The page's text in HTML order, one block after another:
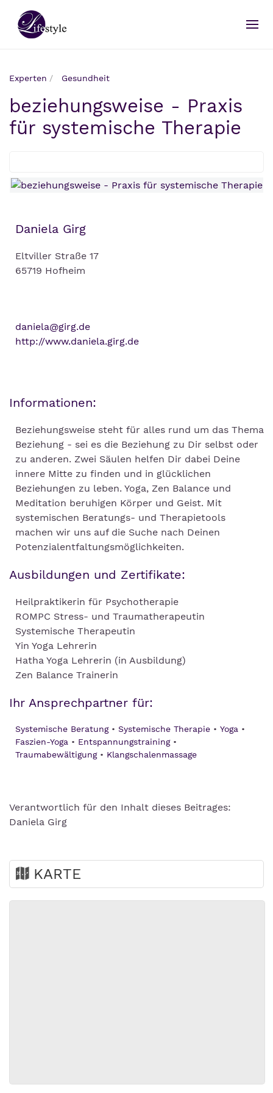
Experten Gesundheit
beziehungsweise - Praxis
für systemische Therapie
Daniela Girg
Eltviller Straße 17
65719 Hofheim
daniela@girg.de
http://www.daniela.girg.de
Informationen:
Beziehungsweise steht für alles rund um das Thema
Beziehung - sei es die Beziehung zu Dir selbst oder
zu anderen. Zwei Säulen helfen Dir dabei Deine
innere Mitte zu finden und in glücklichen
Beziehungen zu leben. Yoga, Zen Balance und
Meditation beruhigen Körper und Geist. Mit
systemischen Beratungs- und Therapietools
machen wir uns auf die Suche nach Deinen
Potenzialentfaltungsmöglichkeiten.
Ausbildungen und Zertifikate:
Heilpraktikerin für Psychotherapie
ROMPC Stress- und Traumatherapeutin
Systemische Therapeutin
Yin Yoga Lehrerin
Hatha Yoga Lehrerin (in Ausbildung)
Zen Balance Trainerin
Ihr Ansprechpartner für:
Systemische Beratung Systemische Therapie
Yoga
Faszien-Yoga
Entspannungstraining
Traumabewältigung
Klangschalenmassage
Verantwortlich für den Inhalt dieses Beitrages:
Daniela Girg
KARTE